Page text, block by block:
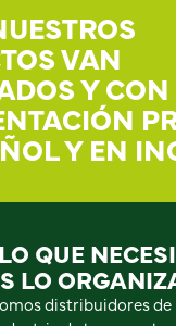
VAN
Y CON
Y EN
QUE
LO
distribuidores